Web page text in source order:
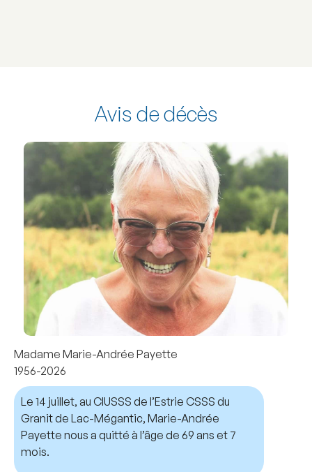
Avis de décès
Madame Marie-Andrée Payette
1956-2026
Le 14 juillet, au CIUSSS de l’Estrie CSSS du
Granit de Lac-Mégantic, Marie-Andrée
Payette nous a quitté à l’âge de 69 ans et 7
mois.